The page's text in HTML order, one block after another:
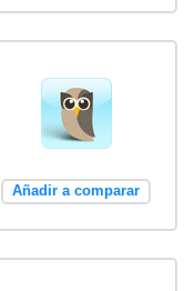
Añadir a comparar